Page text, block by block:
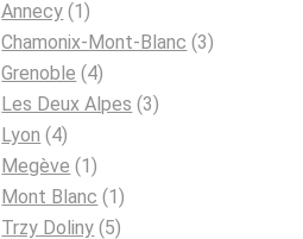
Annecy (1)
Chamonix-Mont-Blanc (3)
Grenoble (4)
Les Deux Alpes (3)
Lyon (4)
Megève (1)
Mont Blanc (1)
Trzy Doliny (5)